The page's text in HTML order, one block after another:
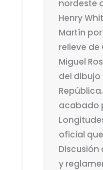
nordeste
Henry
Martín por
relieve
Miguel
del
acabado
oficial
y